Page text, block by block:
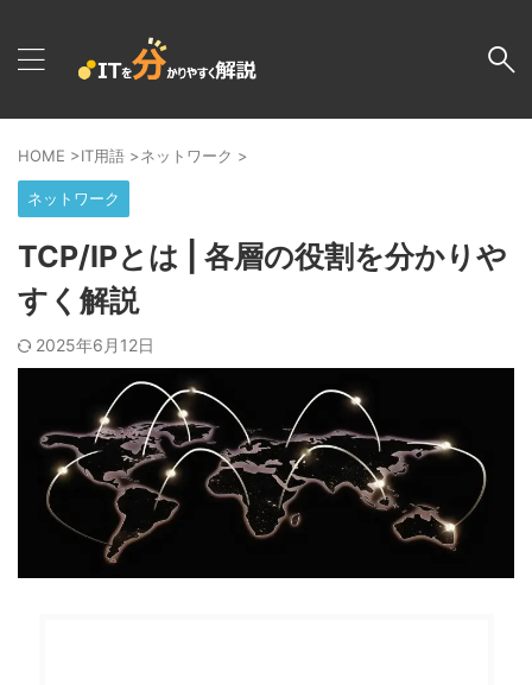
HOME >IT用語 >ネットワーク >
ネットワーク
TCP/IPとは | 各層の役割を分かりや
すく解説
2025年6月12日